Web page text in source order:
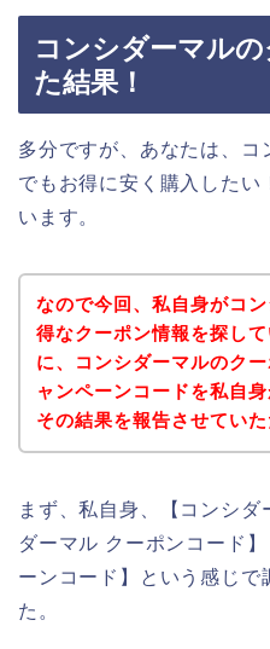
コンシダーマル
た結果！
多分ですが、あなたは、コ
でもお得に安く購入したい
います。
なので今回、私自身がコ
得なクーポン情報を探し
に、コンシダーマルのク
ャンペーンコードを私自身
その結果を報告させていた
まず、私自身、【コンシ
ダーマル クーポンコード
ーンコード】という感じで
た。